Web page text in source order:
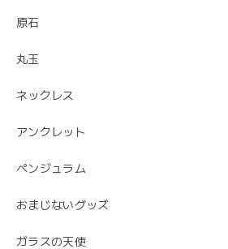
原石
丸玉
ネックレス
アンクレット
ペンジュラム
おまじないグッズ
ガラスの天使